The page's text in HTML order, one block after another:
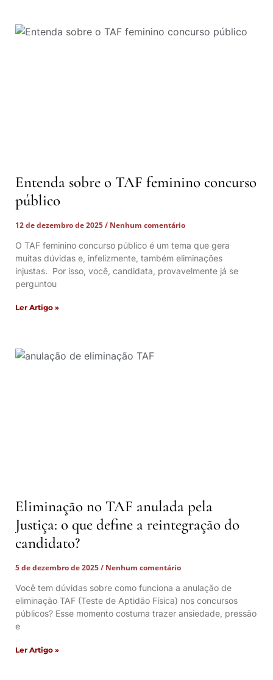
Entenda sobre o TAF feminino concurso
público
12 de dezembro de 2025
Nenhum comentário
O TAF feminino concurso público é um tema que gera
muitas dúvidas e, infelizmente, também eliminações
injustas. Por isso, você, candidata, provavelmente já se
perguntou
Ler Artigo »
Eliminação no TAF anulada pela
Justiça: o que define a reintegração do
candidato?
5 de dezembro de 2025
Nenhum comentário
Você tem dúvidas sobre como funciona a anulação de
eliminação TAF (Teste de Aptidão Física) nos concursos
públicos? Esse momento costuma trazer ansiedade, pressão
e
Ler Artigo »